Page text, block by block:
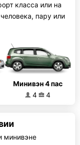
класса или на
пару или
Минивэн 4 пас
4
4
минивэне